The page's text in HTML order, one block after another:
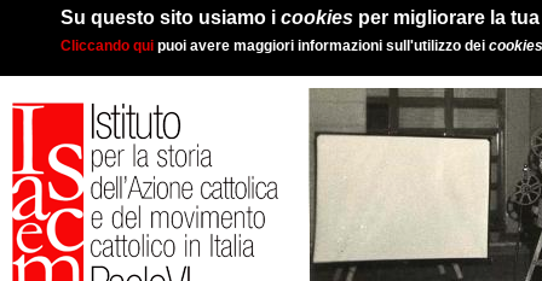
Su questo sito usiamo i cookies per migliorare la
Cliccando qui puoi avere maggiori informazioni sull'utilizzo dei cookies